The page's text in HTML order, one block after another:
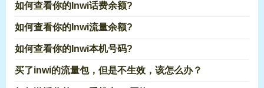
如何查看你的Inwi话费余额?
如何查看你的Inwi流量余额?
如何查看你的Inwi本机号码?
买了inwi的流量包，但是不生效，该怎么办？